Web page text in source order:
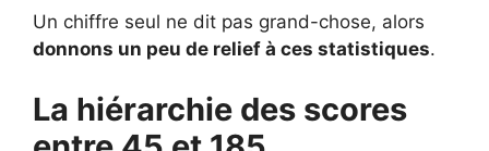
Un chiffre seul ne dit pas grand-chose, alors
donnons un peu de relief à ces statistiques.
La hiérarchie des scores